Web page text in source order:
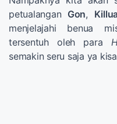
petualangan Gon,
menjelajahi benua
tersentuh oleh para
semakin seru saja ya